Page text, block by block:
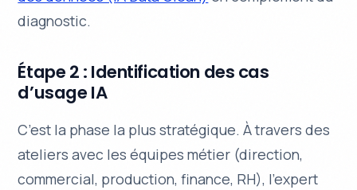
diagnostic.
Étape 2 : Identification des cas
d’usage IA
C’est la phase la plus stratégique. À travers des
ateliers avec les équipes métier (direction,
commercial, production, finance, RH), l’expert